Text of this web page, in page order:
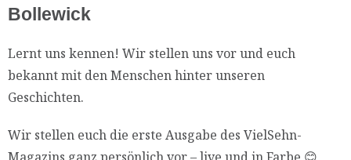
Bollewick
Lernt uns kennen! Wir stellen uns vor und euch
bekannt mit den Menschen hinter unseren
Geschichten.
Wir stellen euch die erste Ausgabe des VielSehn-